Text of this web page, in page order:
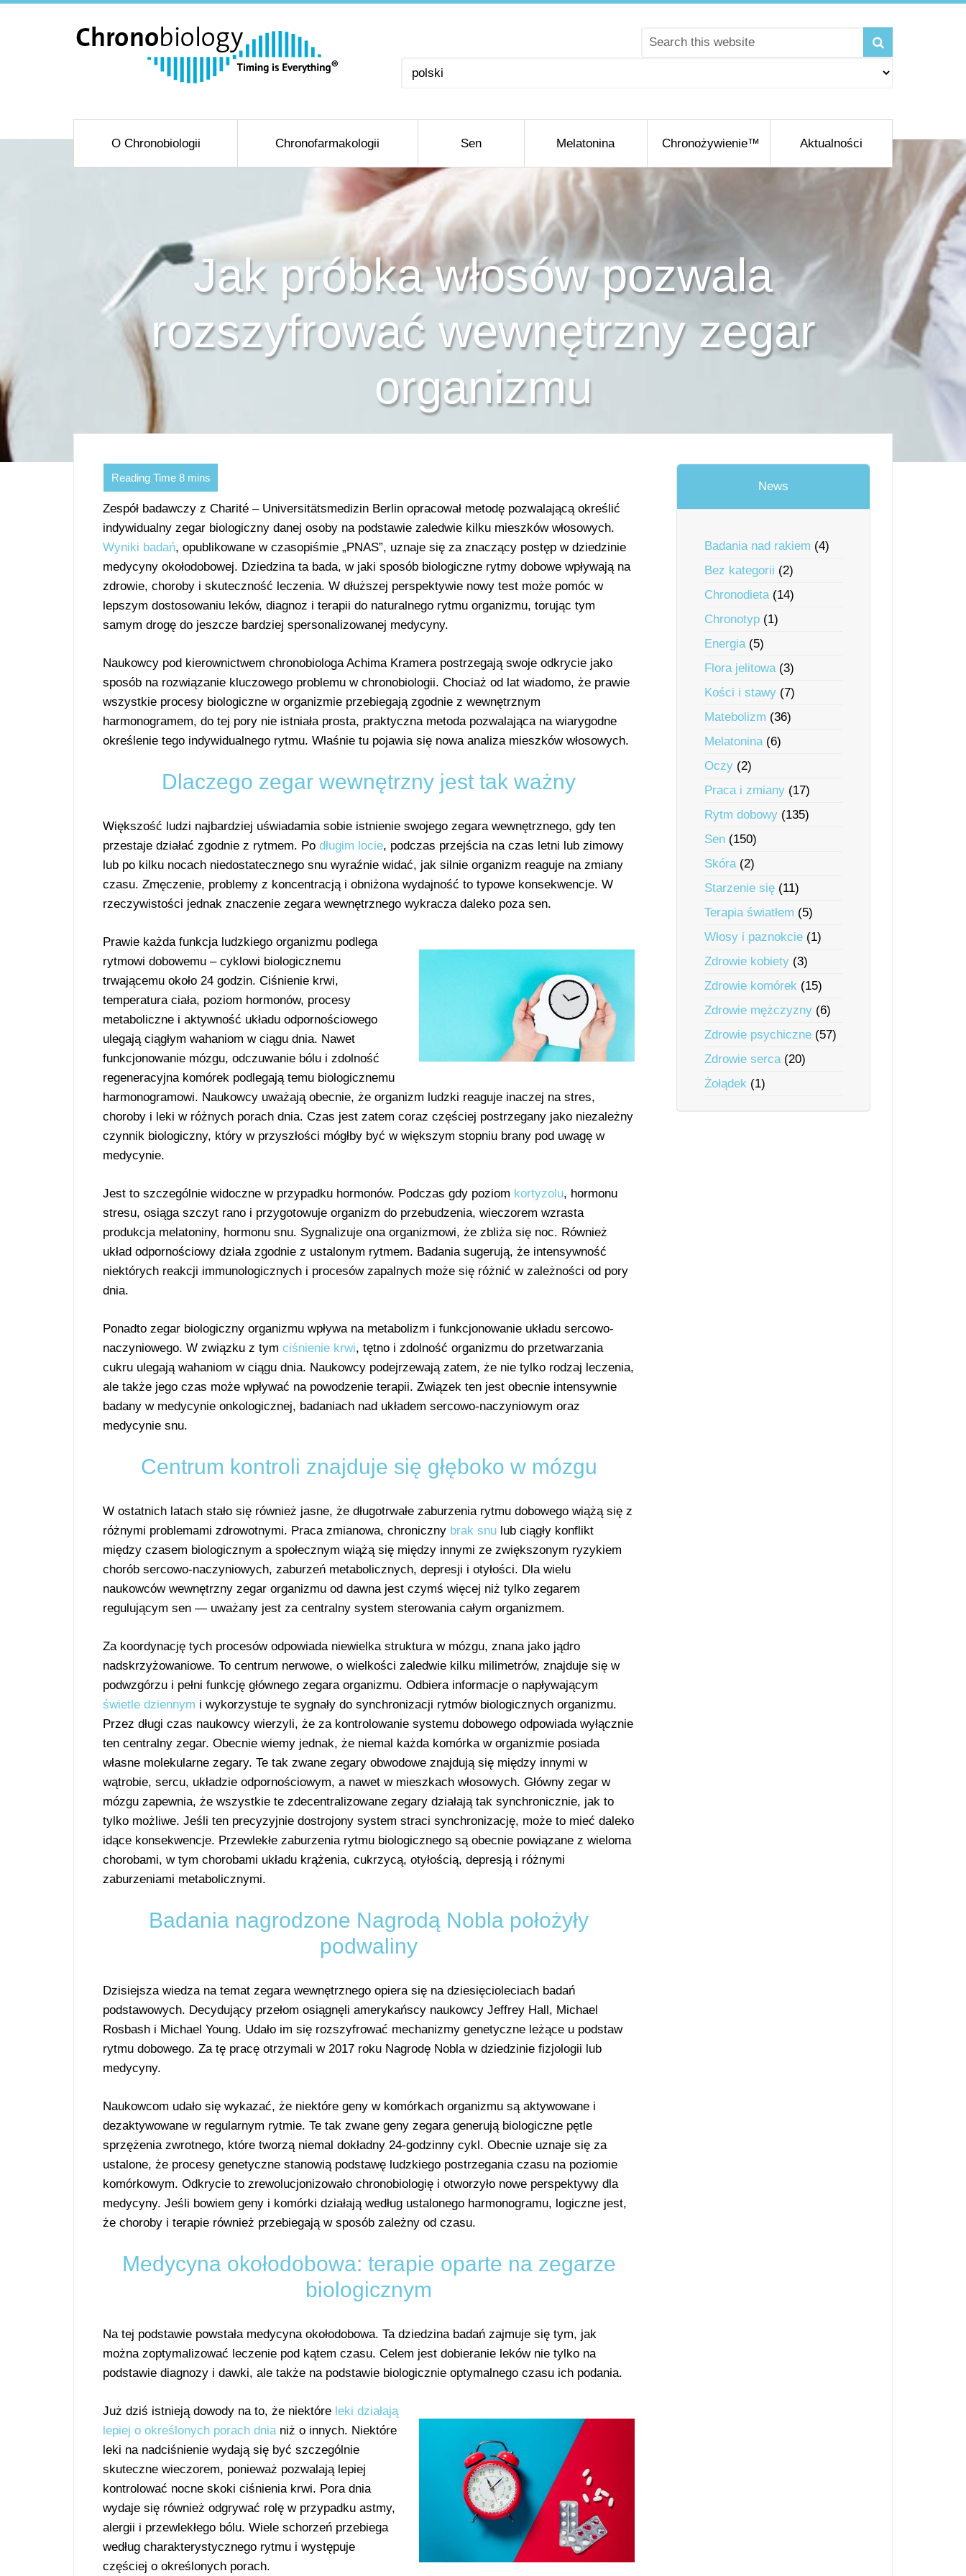
Wybierz
O Chronobiologii Chronofarmakologii Sen Melatonina Chronożywienie™ Aktualności
Jak próbka włosów pozwala
rozszyfrować wewnętrzny zegar
organizmu
Zespół badawczy z Charité – Universitätsmedizin Berlin opracował metodę pozwalającą określić
indywidualny zegar biologiczny danej osoby na podstawie zaledwie kilku mieszków włosowych.
Wyniki badań, opublikowane w czasopiśmie „PNAS”, uznaje się za znaczący postęp w dziedzinie
medycyny okołodobowej. Dziedzina ta bada, w jaki sposób biologiczne rytmy dobowe wpływają na
zdrowie, choroby i skuteczność leczenia. W dłuższej perspektywie nowy test może pomóc w
lepszym dostosowaniu leków, diagnoz i terapii do naturalnego rytmu organizmu, torując tym
samym drogę do jeszcze bardziej spersonalizowanej medycyny.
Naukowcy pod kierownictwem chronobiologa Achima Kramera postrzegają swoje odkrycie jako
sposób na rozwiązanie kluczowego problemu w chronobiologii. Chociaż od lat wiadomo, że prawie
wszystkie procesy biologiczne w organizmie przebiegają zgodnie z wewnętrznym
harmonogramem, do tej pory nie istniała prosta, praktyczna metoda pozwalająca na wiarygodne
określenie tego indywidualnego rytmu. Właśnie tu pojawia się nowa analiza mieszków włosowych.
Dlaczego zegar wewnętrzny jest tak ważny
Większość ludzi najbardziej uświadamia sobie istnienie swojego zegara wewnętrznego, gdy ten
przestaje działać zgodnie z rytmem. Po długim locie, podczas przejścia na czas letni lub zimowy
lub po kilku nocach niedostatecznego snu wyraźnie widać, jak silnie organizm reaguje na zmiany
czasu. Zmęczenie, problemy z koncentracją i obniżona wydajność to typowe konsekwencje. W
rzeczywistości jednak znaczenie zegara wewnętrznego wykracza daleko poza sen.
Prawie każda funkcja ludzkiego organizmu podlega
rytmowi dobowemu – cyklowi biologicznemu
trwającemu około 24 godzin. Ciśnienie krwi,
temperatura ciała, poziom hormonów, procesy
metaboliczne i aktywność układu odpornościowego
ulegają ciągłym wahaniom w ciągu dnia. Nawet
funkcjonowanie mózgu, odczuwanie bólu i zdolność
regeneracyjna komórek podlegają temu biologicznemu
harmonogramowi. Naukowcy uważają obecnie, że organizm ludzki reaguje inaczej na stres,
choroby i leki w różnych porach dnia. Czas jest zatem coraz częściej postrzegany jako niezależny
czynnik biologiczny, który w przyszłości mógłby być w większym stopniu brany pod uwagę w
medycynie.
Jest to szczególnie widoczne w przypadku hormonów. Podczas gdy poziom kortyzolu, hormonu
stresu, osiąga szczyt rano i przygotowuje organizm do przebudzenia, wieczorem wzrasta
produkcja melatoniny, hormonu snu. Sygnalizuje ona organizmowi, że zbliża się noc. Również
układ odpornościowy działa zgodnie z ustalonym rytmem. Badania sugerują, że intensywność
niektórych reakcji immunologicznych i procesów zapalnych może się różnić w zależności od pory
dnia.
Ponadto zegar biologiczny organizmu wpływa na metabolizm i funkcjonowanie układu sercowo-
naczyniowego. W związku z tym ciśnienie krwi, tętno i zdolność organizmu do przetwarzania
cukru ulegają wahaniom w ciągu dnia. Naukowcy podejrzewają zatem, że nie tylko rodzaj leczenia,
ale także jego czas może wpływać na powodzenie terapii. Związek ten jest obecnie intensywnie
badany w medycynie onkologicznej, badaniach nad układem sercowo-naczyniowym oraz
medycynie snu.
Centrum kontroli znajduje się głęboko w mózgu
W ostatnich latach stało się również jasne, że długotrwałe zaburzenia rytmu dobowego wiążą się z
różnymi problemami zdrowotnymi. Praca zmianowa, chroniczny brak snu lub ciągły konflikt
między czasem biologicznym a społecznym wiążą się między innymi ze zwiększonym ryzykiem
chorób sercowo-naczyniowych, zaburzeń metabolicznych, depresji i otyłości. Dla wielu
naukowców wewnętrzny zegar organizmu od dawna jest czymś więcej niż tylko zegarem
regulującym sen — uważany jest za centralny system sterowania całym organizmem.
Za koordynację tych procesów odpowiada niewielka struktura w mózgu, znana jako jądro
nadskrzyżowaniowe. To centrum nerwowe, o wielkości zaledwie kilku milimetrów, znajduje się w
podwzgórzu i pełni funkcję głównego zegara organizmu. Odbiera informacje o napływającym
świetle dziennym i wykorzystuje te sygnały do synchronizacji rytmów biologicznych organizmu.
Przez długi czas naukowcy wierzyli, że za kontrolowanie systemu dobowego odpowiada wyłącznie
ten centralny zegar. Obecnie wiemy jednak, że niemal każda komórka w organizmie posiada
własne molekularne zegary. Te tak zwane zegary obwodowe znajdują się między innymi w
wątrobie, sercu, układzie odpornościowym, a nawet w mieszkach włosowych. Główny zegar w
mózgu zapewnia, że wszystkie te zdecentralizowane zegary działają tak synchronicznie, jak to
tylko możliwe. Jeśli ten precyzyjnie dostrojony system straci synchronizację, może to mieć daleko
idące konsekwencje. Przewlekłe zaburzenia rytmu biologicznego są obecnie powiązane z wieloma
chorobami, w tym chorobami układu krążenia, cukrzycą, otyłością, depresją i różnymi
zaburzeniami metabolicznymi.
Badania nagrodzone Nagrodą Nobla położyły
podwaliny
Dzisiejsza wiedza na temat zegara wewnętrznego opiera się na dziesięcioleciach badań
podstawowych. Decydujący przełom osiągnęli amerykańscy naukowcy Jeffrey Hall, Michael
Rosbash i Michael Young. Udało im się rozszyfrować mechanizmy genetyczne leżące u podstaw
rytmu dobowego. Za tę pracę otrzymali w 2017 roku Nagrodę Nobla w dziedzinie fizjologii lub
medycyny.
Naukowcom udało się wykazać, że niektóre geny w komórkach organizmu są aktywowane i
dezaktywowane w regularnym rytmie. Te tak zwane geny zegara generują biologiczne pętle
sprzężenia zwrotnego, które tworzą niemal dokładny 24-godzinny cykl. Obecnie uznaje się za
ustalone, że procesy genetyczne stanowią podstawę ludzkiego postrzegania czasu na poziomie
komórkowym. Odkrycie to zrewolucjonizowało chronobiologię i otworzyło nowe perspektywy dla
medycyny. Jeśli bowiem geny i komórki działają według ustalonego harmonogramu, logiczne jest,
że choroby i terapie również przebiegają w sposób zależny od czasu.
Medycyna okołodobowa: terapie oparte na zegarze
biologicznym
Na tej podstawie powstała medycyna okołodobowa. Ta dziedzina badań zajmuje się tym, jak
można zoptymalizować leczenie pod kątem czasu. Celem jest dobieranie leków nie tylko na
podstawie diagnozy i dawki, ale także na podstawie biologicznie optymalnego czasu ich podania.
Już dziś istnieją dowody na to, że niektóre leki działają
lepiej o określonych porach dnianiż o innych. Niektóre
leki na nadciśnienie wydają się być szczególnie
skuteczne wieczorem, ponieważ pozwalają lepiej
kontrolować nocne skoki ciśnienia krwi. Pora dnia
wydaje się również odgrywać rolę w przypadku astmy,
alergii i przewlekłego bólu. Wiele schorzeń przebiega
według charakterystycznego rytmu i występuje
częściej o określonych porach.
News
Badania nad rakiem (4)
Bez kategorii (2)
Chronodieta(14)
Chronotyp (1)
Energia(5)
Flora jelitowa(3)
Kości i stawy (7)
Matebolizm (36)
Melatonina(6)
Oczy (2)
Praca i zmiany (17)
Rytm dobowy (135)
Sen (150)
Skóra(2)
Starzenie się (11)
Terapia światłem (5)
Włosy i paznokcie (1)
Zdrowie kobiety (3)
Zdrowie komórek (15)
Zdrowie mężczyzny (6)
Zdrowie psychiczne (57)
Zdrowie serca(20)
Żołądek (1)